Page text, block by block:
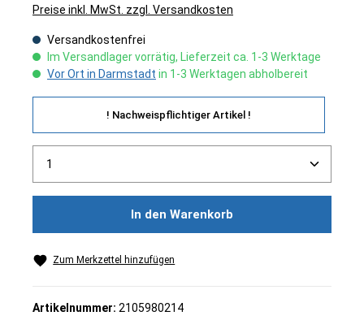
Preise inkl. MwSt. zzgl. Versandkosten
Versandkostenfrei
Im Versandlager vorrätig, Lieferzeit ca. 1-3 Werktage
Vor Ort in Darmstadt in 1-3 Werktagen abholbereit
! Nachweispflichtiger Artikel !
Produkt Anzahl: Gib den gewünschten Wert ein
In den Warenkorb
Zum Merkzettel hinzufügen
Artikelnummer: 2105980214